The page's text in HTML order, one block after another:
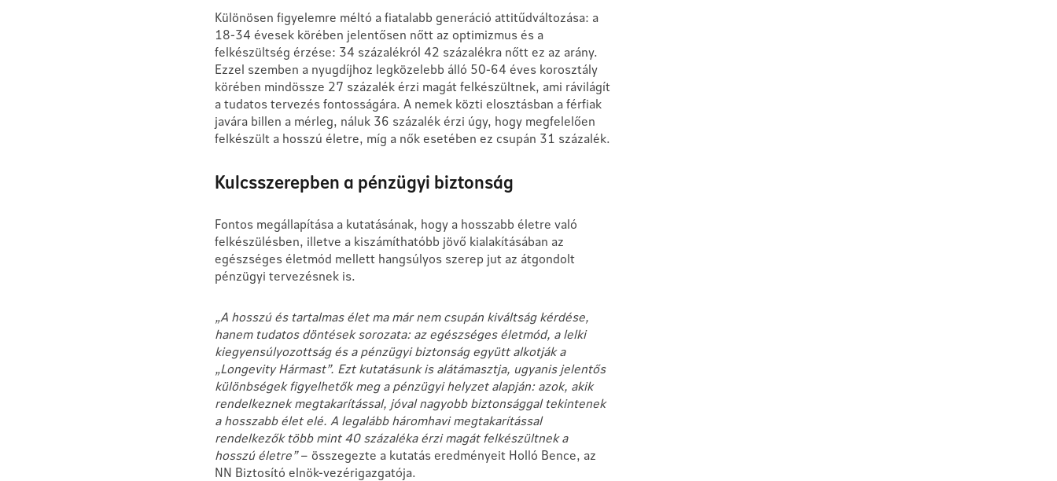
Különösen figyelemre méltó a fiatalabb generáció attitűdváltozása: a
18-34 évesek körében jelentősen nőtt az optimizmus és a
felkészültség érzése: 34 százalékról 42 százalékra nőtt ez az arány.
Ezzel szemben a nyugdíjhoz legközelebb álló 50-64 éves korosztály
körében mindössze 27 százalék érzi magát felkészültnek, ami rávilágít
a tudatos tervezés fontosságára. A nemek közti elosztásban a férfiak
javára billen a mérleg, náluk 36 százalék érzi úgy, hogy megfelelően
felkészült a hosszú életre, míg a nők esetében ez csupán 31 százalék.
Kulcsszerepben a pénzügyi biztonság
Fontos megállapítása a kutatásának, hogy a hosszabb életre való
felkészülésben, illetve a kiszámíthatóbb jövő kialakításában az
egészséges életmód mellett hangsúlyos szerep jut az átgondolt
pénzügyi tervezésnek is.
„A hosszú és tartalmas élet ma már nem csupán kiváltság kérdése,
hanem tudatos döntések sorozata: az egészséges életmód, a lelki
kiegyensúlyozottság és a pénzügyi biztonság együtt alkotják a
„Longevity Hármast”. Ezt kutatásunk is alátámasztja, ugyanis jelentős
különbségek figyelhetők meg a pénzügyi helyzet alapján: azok, akik
rendelkeznek megtakarítással, jóval nagyobb biztonsággal tekintenek
a hosszabb élet elé. A legalább háromhavi megtakarítással
rendelkezők több mint 40 százaléka érzi magát felkészültnek a
hosszú életre”– összegezte a kutatás eredményeit Holló Bence, az
NN Biztosító elnök-vezérigazgatója.